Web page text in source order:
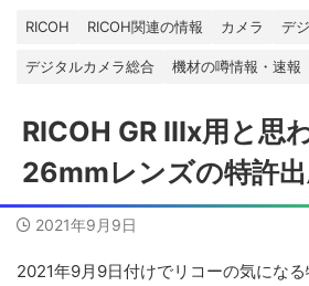
RICOH RICOH関連の情報 カメラ デ
デジタルカメラ総合 機材の噂情報・速報
RICOH GR IIIx用と思
26mmレンズの特許
2021年9月9日
2021年9月9日付けでリコーの気にな